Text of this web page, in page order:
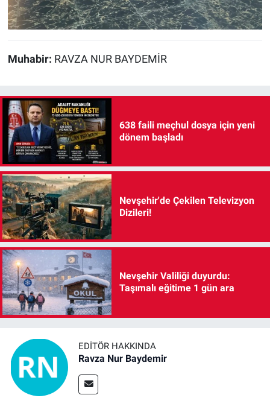
Muhabir: RAVZA NUR BAYDEMİR
638 faili meçhul dosya için yeni
dönem başladı
Nevşehir'de Çekilen Televizyon
Dizileri!
Nevşehir Valiliği duyurdu:
Taşımalı eğitime 1 gün ara
EDITÖR HAKKINDA
Ravza Nur Baydemir